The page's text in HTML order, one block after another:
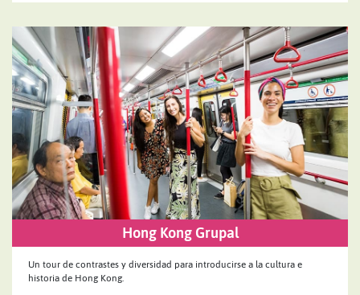
Hong Kong Grupal
Un tour de contrastes y diversidad para introducirse a la cultura e
historia de Hong Kong.